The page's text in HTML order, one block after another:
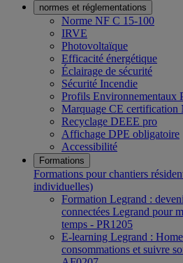
normes et réglementations
Norme NF C 15-100
IRVE
Photovoltaïque
Efficacité énergétique
Éclairage de sécurité
Sécurité Incendie
Profils Environnementaux
Marquage CE certification
Recyclage DEEE pro
Affichage DPE obligatoire
Accessibilité
Formations
Formations pour chantiers
individuelles)
Formation Legrand :
connectées Legrand pour
temps - PR1205
E-learning Legrand :
consommations et suivre